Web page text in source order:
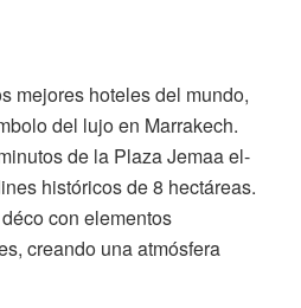
mejores hoteles del mundo,
del lujo en Marrakech.
de la Plaza Jemaa el-
históricos de 8 hectáreas.
con elementos
creando una atmósfera